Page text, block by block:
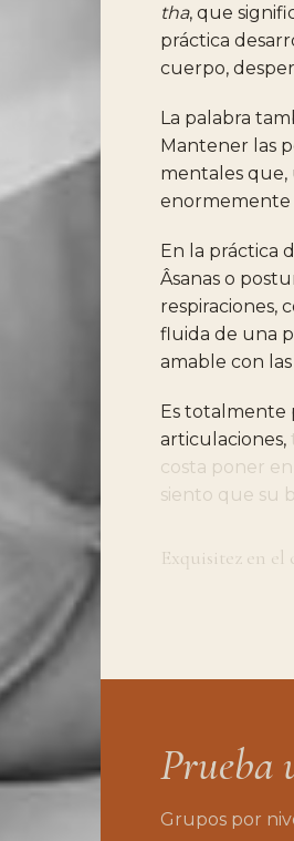
tha, que
práctica
cuerpo,
La palabra
Mantener las
mentales que,
enormemente
En la práctica
Âsanas o
respiraciones,
fluida de una
amable con las
Es totalmente
articulaciones,
costa poner en
siento que su
Exquisitez en el
Prueba
Grupos por